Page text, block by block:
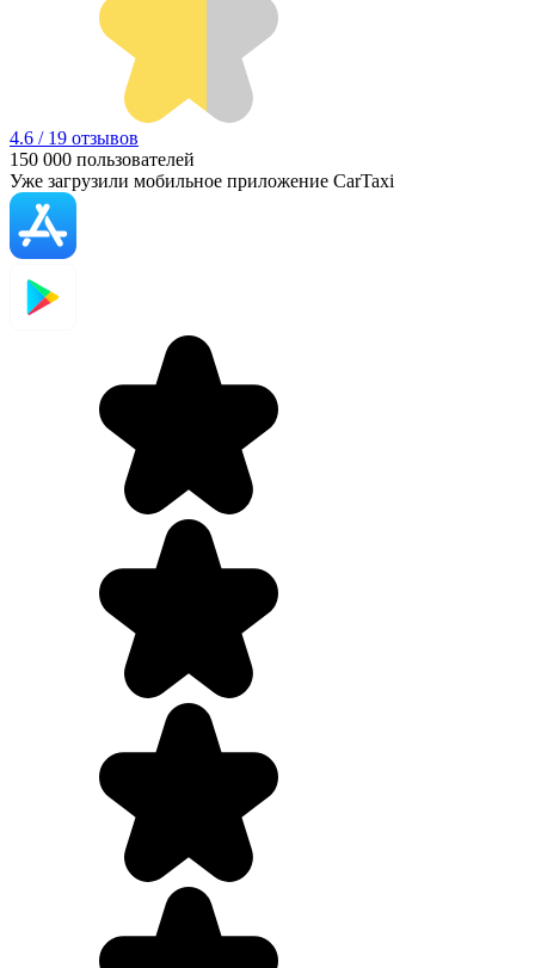
4.6 / 19 отзывов
150 000 пользователей
Уже загрузили мобильное приложение CarTaxi